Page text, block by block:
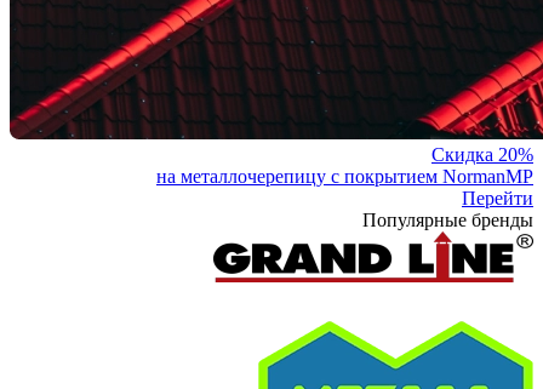
Скидка 20%
на металлочерепицу с покрытием NormanMP
Перейти
Популярные бренды